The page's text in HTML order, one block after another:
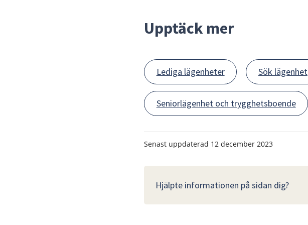
Upptäck mer
Lediga lägenheter Sök lägenhet
Seniorlägenhet och trygghetsboende
Senast uppdaterad 12 december 2023
Hjälpte informationen på sidan dig?